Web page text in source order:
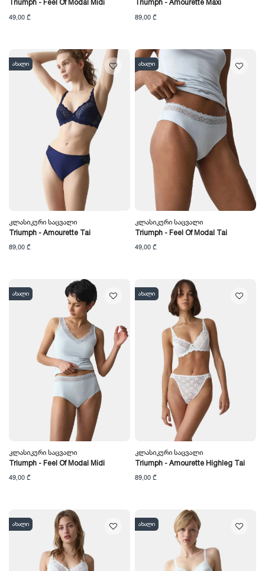
Triumph - Feel Of Modal Midi
49,00 ₾
Triumph - Amourette Maxi
89,00 ₾
ახალი
Კლასიკური Საცვალი
Triumph - Amourette Tai
89,00 ₾
ახალი
Კლასიკური Საცვალი
Triumph - Feel Of Modal Tai
49,00 ₾
ახალი
Კლასიკური Საცვალი
Triumph - Feel Of Modal Midi
49,00 ₾
ახალი
Კლასიკური Საცვალი
Triumph - Amourette Highleg Tai
89,00 ₾
ახალი ახალი